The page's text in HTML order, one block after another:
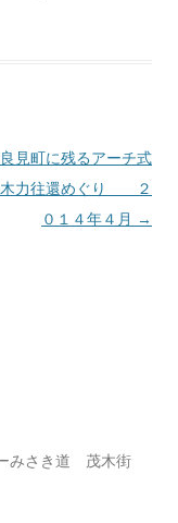
見町に残るアーチ式
木力往還めぐり ２
０１４年４月 →
みさき道 茂木街